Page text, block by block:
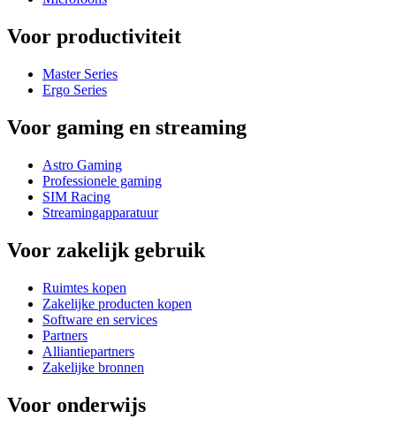
Voor productiviteit
Master Series
Ergo Series
Voor gaming en streaming
Astro Gaming
Professionele gaming
SIM Racing
Streamingapparatuur
Voor zakelijk gebruik
Ruimtes kopen
Zakelijke producten kopen
Software en services
Partners
Alliantiepartners
Zakelijke bronnen
Voor onderwijs